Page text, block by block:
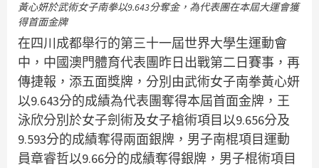
黃心妍於武術女子南拳以9.643分奪金，為代表團在本屆大運會獲
得首面金牌
在四川成都舉行的第三十一屆世界大學生運動會
中，中國澳門體育代表團昨日出戰第二日賽事，再
傳捷報，添五面獎牌，分別由武術女子南拳黃心妍
以9.643分的成績為代表團奪得本屆首面金牌，王
泳欣分別於女子劍術及女子槍術項目以9.656分及
9.593分的成績奪得兩面銀牌，男子南棍項目運動
員章睿哲以9.66分的成績奪得銀牌，男子棍術項目